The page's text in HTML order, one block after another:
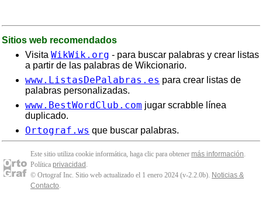
Sitios web recomendados
Visita WikWik.org - para buscar palabras y crear listas
a partir de las palabras de Wikcionario.
www.ListasDePalabras.es para crear listas de
palabras personalizadas.
www.BestWordClub.com jugar scrabble línea
duplicado.
Ortograf.ws que buscar palabras.
Este sitio utiliza cookie informática, haga clic para obtener más información.
Política privacidad .
© Ortograf Inc. Sitio web actualizado el 1 enero 2024 (v-2.2.0b). Noticias &
Contacto.